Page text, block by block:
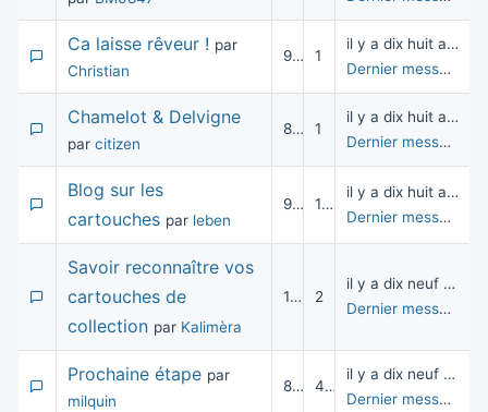
Ca laisse rêveur ! par
Christian
9 553 1
il y a dix huit années
Dernier message
Chamelot & Delvigne
par citizen
8 951 1
il y a dix huit années
Dernier message
Blog sur les
cartouches par leben
9 431 10
il y a dix huit années
Dernier message
Savoir reconnaître vos
cartouches de
collection par Kalimèra
10 736 2
il y a dix neuf années
Dernier message
Prochaine étape par
milquin
8 895 4
il y a dix neuf années
Dernier message